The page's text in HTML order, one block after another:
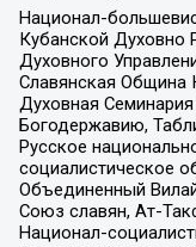
Национал-
Кубанской
Духовного
Славянская
Духовная
Богодержавию,
Русское
социалистическое
Объединенный
Союз славян, Ат-
Национал-